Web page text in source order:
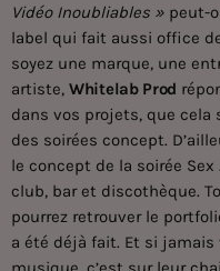
Vidéo Inoubliables » peut-
label qui fait aussi office
soyez une marque, une
artiste, Whitelab Prod
dans vos projets, que
des soirées concept.
le concept de la soirée
club, bar et discothèque.
pourrez retrouver le
a été déjà fait. Et si